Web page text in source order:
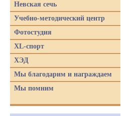
Невская сечь
Учебно-методический центр
Фотостудия
XL-спорт
ХЭД
Мы благодарим и награждаем
Мы помним